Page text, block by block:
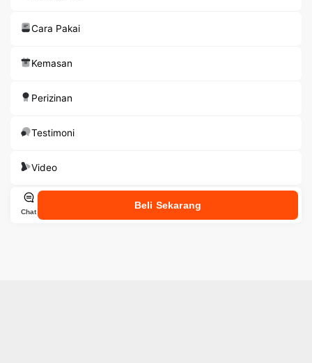
Cara Pakai
Kemasan
Perizinan
Testimoni
Video
Chat
Beli Sekarang